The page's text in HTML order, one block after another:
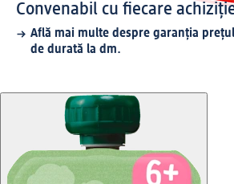
Convenabil cu fiecare
Află mai multe despre garanția
de durată la dm.